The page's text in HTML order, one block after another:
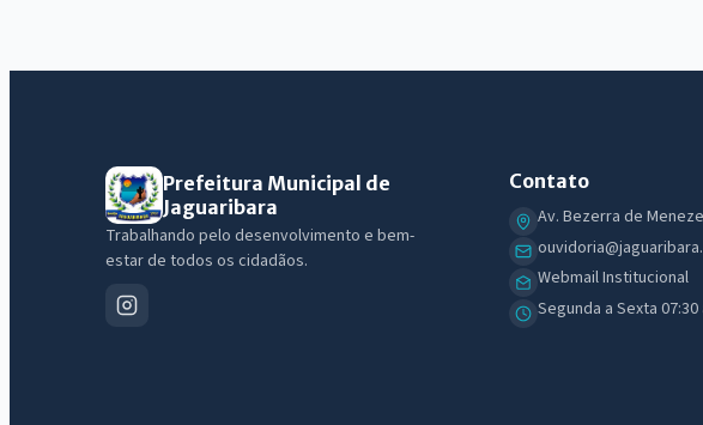
Prefeitura Municipal de
Jaguaribara
Trabalhando pelo desenvolvimento e bem-
estar de todos os cidadãos.
Contato
Av. Bezerra de
Webmail Institucional
Segunda a Sexta 07:30